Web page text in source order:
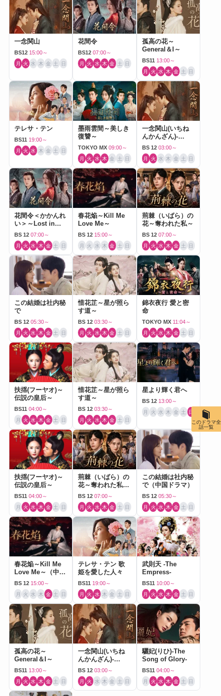
一念関山
BS12 15:00～
月 火 水 木 金 土 日
花間令
BS12 07:00～
月 火 水 木 金 土 日
孤高の花～
General＆I～
BS11 13:00～
月 火 水 木 金 土 日
テレサ・テン
BS11 19:00～
月 火 水 木 金 土 日
墨雨雲間～美しき
復讐～
TOKYO MX 09:00～
月 火 水 木 金 土 日
一念関山(いちね
んかんざん)-
Journey to Love-
BS 12 03:00～
月 火 水 木 金 土 日
花間令＜かかんれ
い＞～Lost in
Love～
BS 12 07:00～
月 火 水 木 金 土 日
春花焔～Kill Me
Love Me～
BS 12 15:00～
月 火 水 木 金 土 日
荊棘（いばら）の
花～奪われた私～
BS 12 07:00～
月 火 水 木 金 土 日
この結婚は社内秘
で
BS 12 05:30～
月 火 水 木 金 土 日
惜花芷～星が照ら
す道～
BS 12 03:30～
月 火 水 木 金 土 日
錦衣夜行 愛と密
命
TOKYO MX 11:04～
月 火 水 木 金 土 日
扶揺(フーヤオ)～
伝説の皇后～
BS11 04:00～
月 火 水 木 金 土 日
惜花芷～星が照ら
す道～
BS 12 03:30～
月 火 水 木 金 土 日
星より輝く君へ
BS 12 13:00～
月 火 水 木 金 土 日
扶揺(フーヤオ)～
伝説の皇后～
BS11 04:00～
月 火 水 木 金 土 日
荊棘（いばら）の
花～奪われた私～
（中国ドラマ）
BS 12 07:00～
月 火 水 木 金 土 日
この結婚は社内秘
で（中国ドラマ）
BS 12 05:30～
月 火 水 木 金 土 日
春花焔～Kill Me
Love Me～（中国
ドラマ）
BS 12 15:00～
月 火 水 木 金 土 日
テレサ・テン 歌
姫を愛した人々
BS11 19:00～
月 火 水 木 金 土 日
武則天 -The
Empress-
BS11 10:00～
月 火 水 木 金 土 日
孤高の花～
General＆I～
BS11 13:00～
月 火 水 木 金 土 日
一念関山(いちね
んかんざん)-
Journey to Love-
BS 12 03:00～
月 火 水 木 金 土 日
驪妃(りひ)-The
Song of Glory-
BS11 04:00～
月 火 水 木 金 土 日
このドラマ全
話一覧